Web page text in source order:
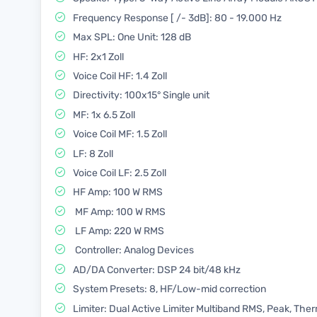
Frequency Response [ /- 3dB]: 80 - 19.000 Hz
Max SPL: One Unit: 128 dB
HF: 2x1 Zoll
Voice Coil HF: 1.4 Zoll
Directivity: 100x15° Single unit
MF: 1x 6.5 Zoll
Voice Coil MF: 1.5 Zoll
LF: 8 Zoll
Voice Coil LF: 2.5 Zoll
HF Amp: 100 W RMS
MF Amp: 100 W RMS
LF Amp: 220 W RMS
Controller: Analog Devices
AD/DA Converter: DSP 24 bit/48 kHz
System Presets: 8, HF/Low-mid correction
Limiter: Dual Active Limiter Multiband RMS, Peak,